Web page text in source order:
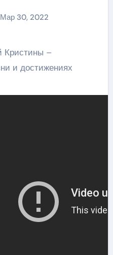
Мар 30, 2022